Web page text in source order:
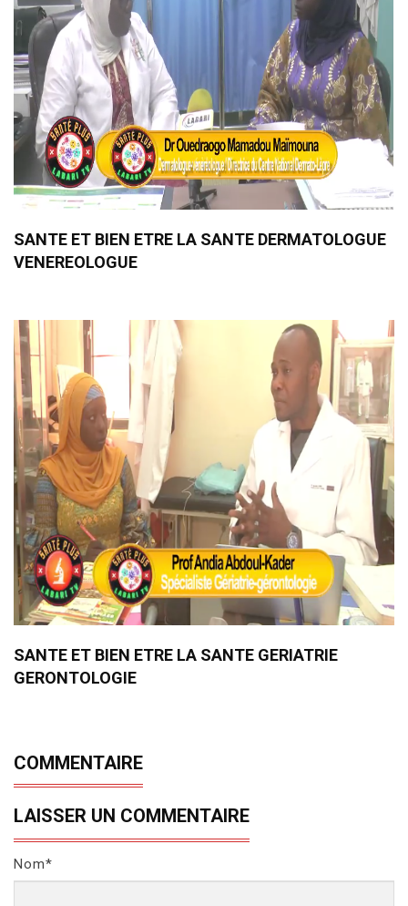
SANTE ET BIEN ETRE LA SANTE DERMATOLOGUE
VENEREOLOGUE
SANTE ET BIEN ETRE LA SANTE GERIATRIE
GERONTOLOGIE
COMMENTAIRE
LAISSER UN COMMENTAIRE
Nom*